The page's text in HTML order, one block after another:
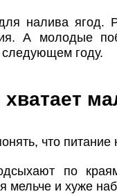
налива ягод.
А молодые
следующем году.
что питание
по
мельче и хуже